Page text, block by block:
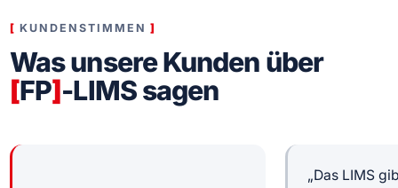
KUNDENSTIMMEN
Was unsere Kunden über
[FP]-LIMS sagen
„Das LIMS